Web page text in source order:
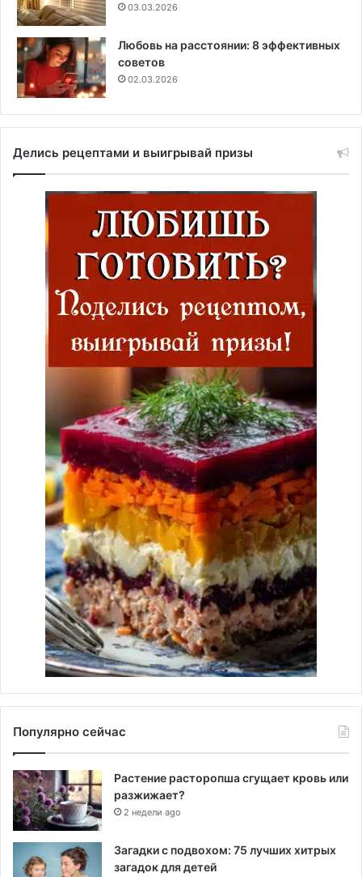
03.03.2026
Любовь на расстоянии: 8 эффективных
советов
02.03.2026
Делись рецептами и выигрывай призы
Популярно сейчас
Растение расторопша сгущает кровь или
разжижает?
2 недели ago
Загадки с подвохом: 75 лучших хитрых
загадок для детей